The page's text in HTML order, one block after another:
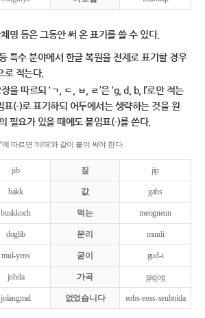
명 등은 그동안 써 온 표기를 쓸 수 있다.
특수 분야에서 한글 복원을 전제로 표기할 경우
로 적는다.
을 따르되 ‘ㄱ, ㄷ, ㅂ, ㄹ’은 ‘g, d, b, l’로만 적는
표(-)로 표기하되 어두에서는 생략하는 것을 원
필요가 있을 때에도 붙임표(-)를 쓴다.
따르면 '이때'와 같이 붙여 써야 한다.
jib 짚 jip
bakk 값 gabs
buskkoch 먹는 meogneun
doglib 문리 munli
mul-yeos 굳이 gud-i
johda 가곡 gagog
jolangmal 없었습니다 eobs-eoss-seubnida